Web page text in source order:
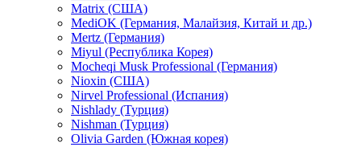
Matrix (США)
MediOK (Германия, Малайзия, Китай и др.)
Mertz (Германия)
Miyul (Республика Корея)
Mocheqi Musk Professional (Германия)
Nioxin (США)
Nirvel Professional (Испания)
Nishlady (Турция)
Nishman (Турция)
Olivia Garden (Южная корея)